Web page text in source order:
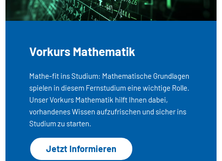
Vorkurs Mathematik
Mathe-fit ins Studium: Mathematische Grundlagen
spielen in diesem Fernstudium eine wichtige Rolle.
Unser Vorkurs Mathematik hilft Ihnen dabei,
vorhandenes Wissen aufzufrischen und sicher ins
Studium zu starten.
Jetzt Informieren